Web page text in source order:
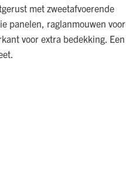
met zweetafvoerende
panelen, raglanmouwen voor
voor extra bedekking. Een